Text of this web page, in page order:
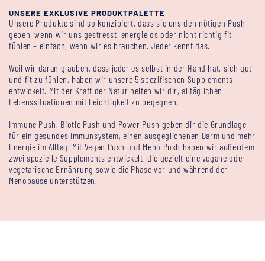
UNSERE EXKLUSIVE PRODUKTPALETTE
Unsere Produkte sind so konzipiert, dass sie uns den nötigen Push
geben, wenn wir uns gestresst, energielos oder nicht richtig fit
fühlen – einfach, wenn wir es brauchen. Jeder kennt das.
Weil wir daran glauben, dass jeder es selbst in der Hand hat, sich gut
und fit zu fühlen, haben wir unsere 5 spezifischen Supplements
entwickelt. Mit der Kraft der Natur helfen wir dir, alltäglichen
Lebenssituationen mit Leichtigkeit zu begegnen.
Immune Push, Biotic Push und Power Push geben dir die Grundlage
für ein gesundes Immunsystem, einen ausgeglichenen Darm und mehr
Energie im Alltag. Mit Vegan Push und Meno Push haben wir außerdem
zwei spezielle Supplements entwickelt, die gezielt eine vegane oder
vegetarische Ernährung sowie die Phase vor und während der
Menopause unterstützen.